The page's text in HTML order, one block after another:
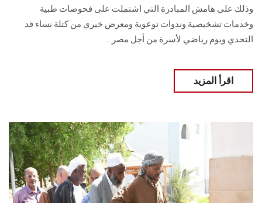
وذلك على هامش المبادرة التي اشتملت على فحوصات طبية
وخدمات تشخيصية وندوات توعوية ومعرض خيري من كتلة نساء قد
التحدي ويوم رياضي لأسرة من أجل مصر...
اقرأ المزيد